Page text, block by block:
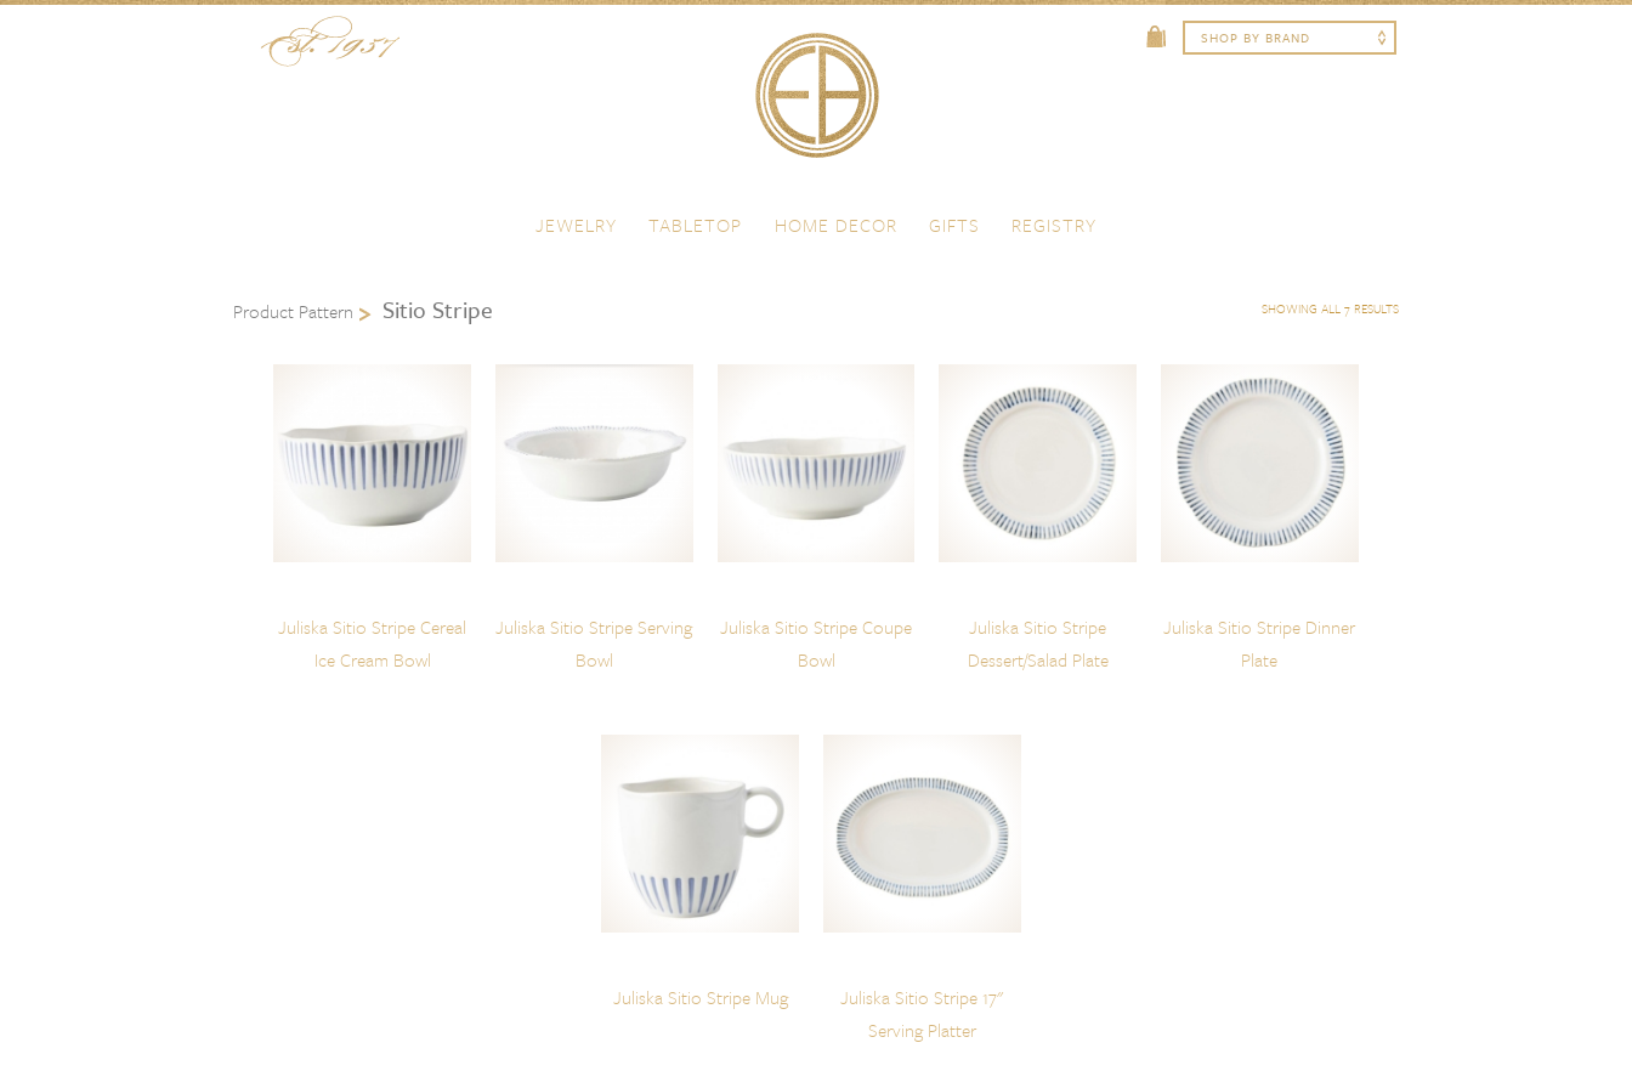
JEWELRY TABLETOP HOME DECOR GIFTS REGISTRY
Product Pattern Sitio Stripe SHOWING ALL 7 RESULTS
Juliska Sitio Stripe Cereal
Ice Cream Bowl
Juliska Sitio Stripe Serving
Bowl
Juliska Sitio Stripe Coupe
Bowl
Juliska Sitio Stripe
Dessert/Salad Plate
Juliska Sitio Stripe Dinner
Plate
Juliska Sitio Stripe Mug
Juliska Sitio Stripe 17"
Serving Platter